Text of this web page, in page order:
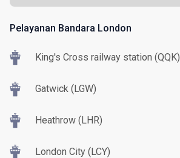
Pelayanan Bandara London
King's Cross railway station (QQK)
Gatwick (LGW)
Heathrow (LHR)
London City (LCY)